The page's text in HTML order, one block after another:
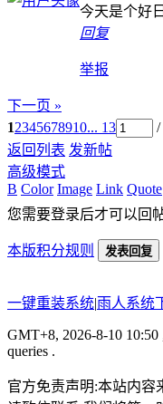
今天是个好
回复
举报
下一页 »
12345678910... 13 /
返回列表 发新帖
高级模式
B Color Image Link Quote
您需要登录后才可以回
本版积分规则 发表回复
一键重装系统|雨人系统
GMT+8, 2026-8-10 10:50
queries .
官方免责声明:本站内容